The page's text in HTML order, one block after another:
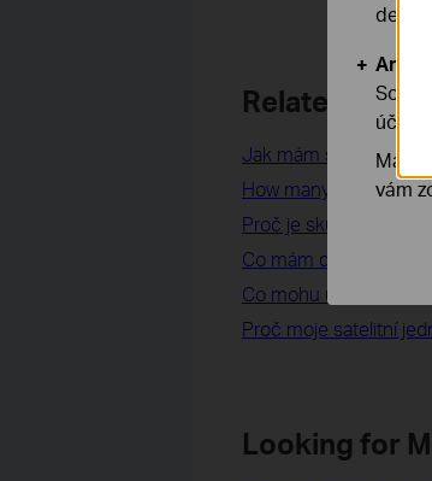
Related FAQs
Jak mám spustit test
How many Deco units
Proč je skutečná
Co mám dělat, když
Co mohu udělat, když
Proč moje satelitní
Looking for
vám